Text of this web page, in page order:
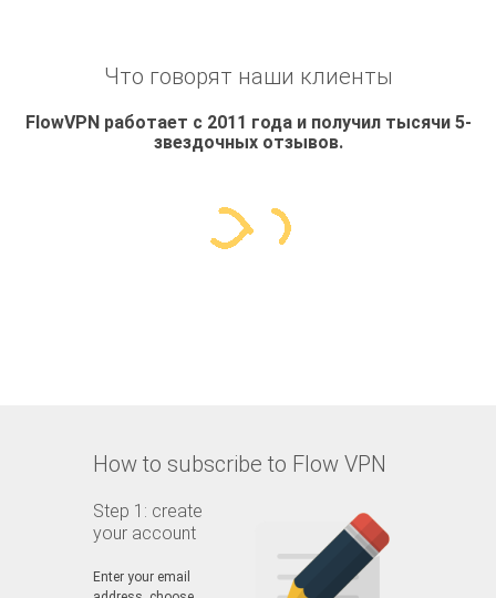
Что говорят наши клиенты
FlowVPN работает с 2011 года и получил тысячи 5-
звездочных отзывов.
How to subscribe to Flow VPN
Step 1: create
your account
Enter your email